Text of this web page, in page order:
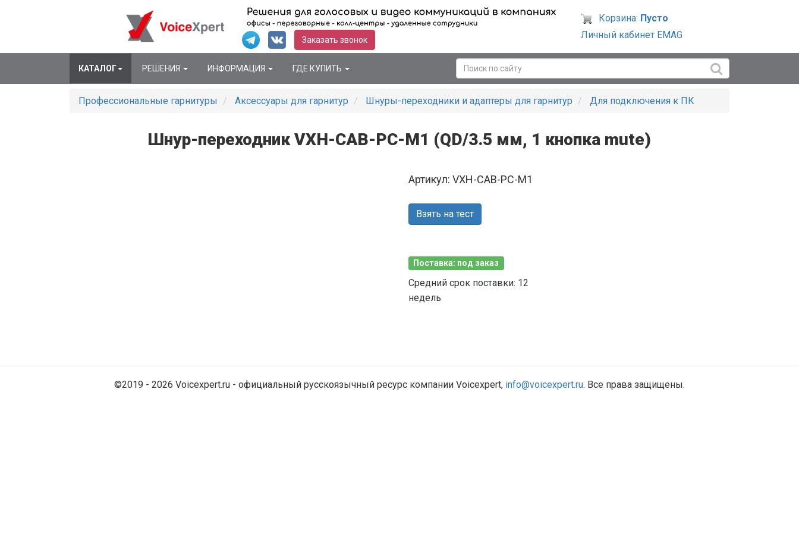
Заказать звонок
Корзина: Пусто
Личный кабинет EMAG
КАТАЛОГ РЕШЕНИЯ ИНФОРМАЦИЯ ГДЕ КУПИТЬ
Профессиональные гарнитуры Аксессуары для гарнитур Шнуры-переходники и адаптеры для гарнитур Для подключения к ПК
Шнур-переходник VXH-CAB-PC-M1 (QD/3.5 мм, 1 кнопка mute)
Артикул: VXH-CAB-PC-M1
Взять на тест
Поставка: под заказ
Средний срок поставки: 12
недель
©2019 - 2026 Voicexpert.ru - официальный русскоязычный ресурс компании Voicexpert, info@voicexpert.ru. Все права защищены.